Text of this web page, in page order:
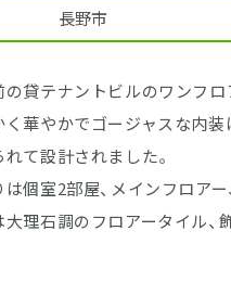
長野市
の貸テナントビルのワンフロ
く華やかでゴージャスな内
て設計されました。
は個室2部屋、メインフロア
大理石調のフロアータイル、